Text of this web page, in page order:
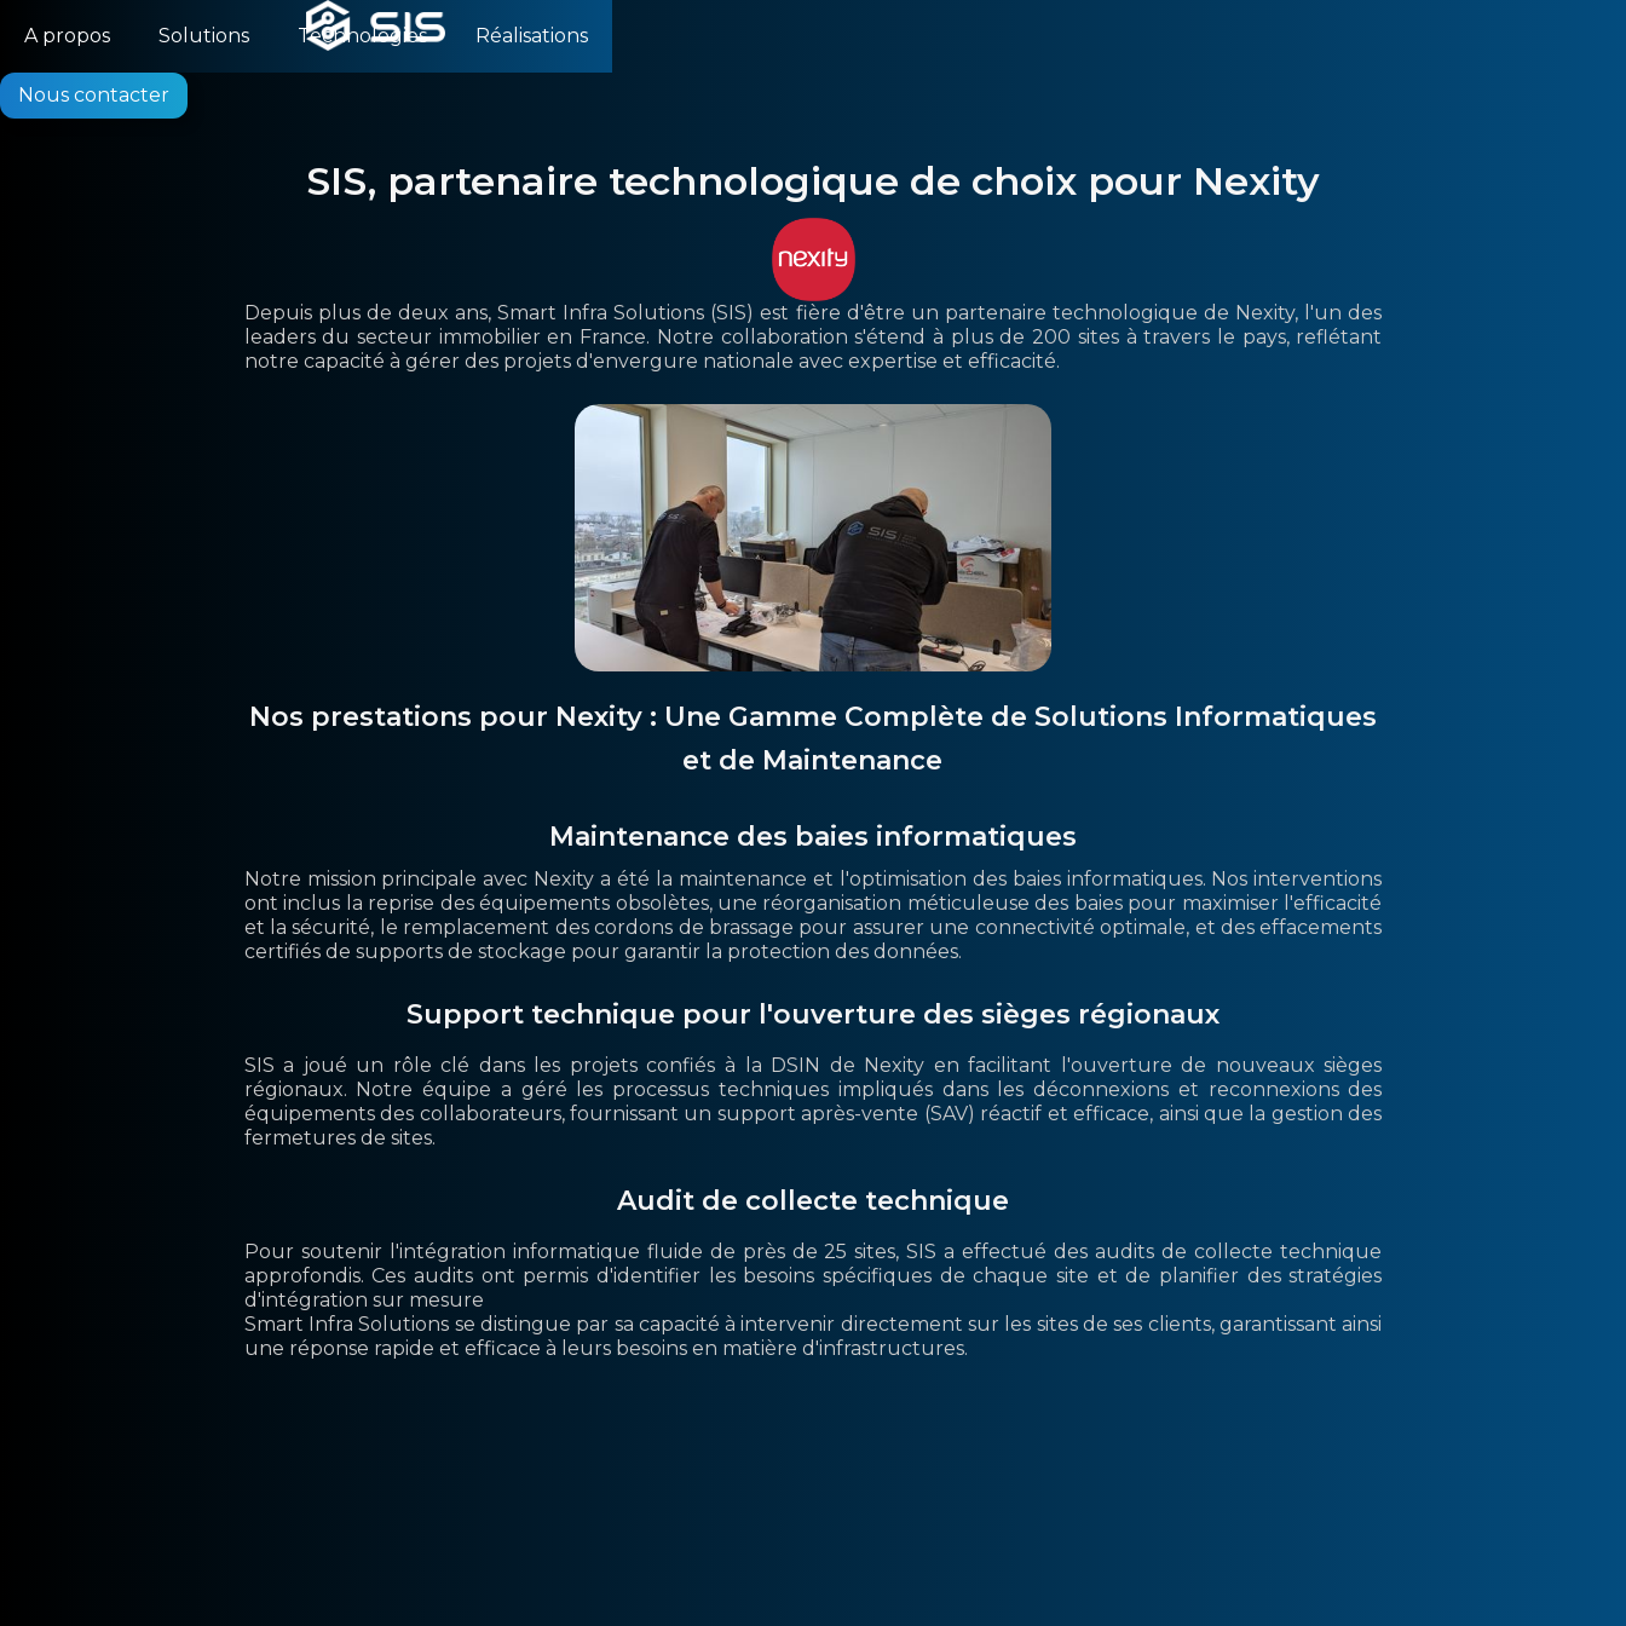
A propos Solutions Technologies Réalisations
Nous contacter
SIS, partenaire technologique de choix pour Nexity
Depuis plus de deux ans, Smart Infra Solutions (SIS) est fière d'être un partenaire technologique de Nexity, l'un des
leaders du secteur immobilier en France. Notre collaboration s'étend à plus de 200 sites à travers le pays, reflétant
notre capacité à gérer des projets d'envergure nationale avec expertise et efficacité.
Nos prestations pour Nexity : Une Gamme Complète de Solutions Informatiques
et de Maintenance
Maintenance des baies informatiques
Notre mission principale avec Nexity a été la maintenance et l'optimisation des baies informatiques. Nos interventions
ont inclus la reprise des équipements obsolètes, une réorganisation méticuleuse des baies pour maximiser l'efficacité
et la sécurité, le remplacement des cordons de brassage pour assurer une connectivité optimale, et des effacements
certifiés de supports de stockage pour garantir la protection des données.
Support technique pour l'ouverture des sièges régionaux
SIS a joué un rôle clé dans les projets confiés à la DSIN de Nexity en facilitant l'ouverture de nouveaux sièges
régionaux. Notre équipe a géré les processus techniques impliqués dans les déconnexions et reconnexions des
équipements des collaborateurs, fournissant un support après-vente (SAV) réactif et efficace, ainsi que la gestion des
fermetures de sites.
Audit de collecte technique
Pour soutenir l'intégration informatique fluide de près de 25 sites, SIS a effectué des audits de collecte technique
approfondis. Ces audits ont permis d'identifier les besoins spécifiques de chaque site et de planifier des stratégies
d'intégration sur mesure
Smart Infra Solutions se distingue par sa capacité à intervenir directement sur les sites de ses clients, garantissant ainsi
une réponse rapide et efficace à leurs besoins en matière d'infrastructures.